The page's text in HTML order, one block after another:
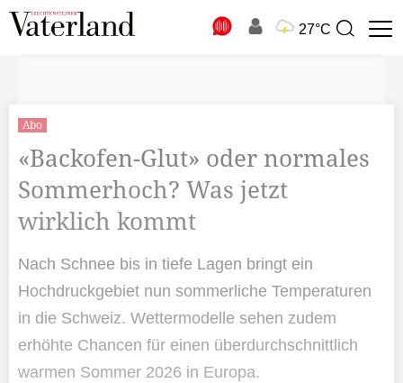
27°C
Suchbegriff
Abo
«Backofen-Glut» oder normales
Sommerhoch? Was jetzt
wirklich kommt
Nach Schnee bis in tiefe Lagen bringt ein
Hochdruckgebiet nun sommerliche Temperaturen
in die Schweiz. Wettermodelle sehen zudem
erhöhte Chancen für einen überdurchschnittlich
warmen Sommer 2026 in Europa.